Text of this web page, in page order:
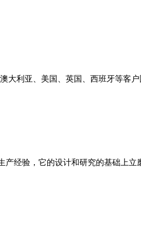
大利亚、美国、英国、西班牙等客
产经验，它的设计和研究的基础上